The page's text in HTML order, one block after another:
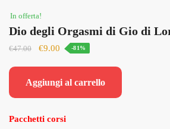
In offerta!
Dio degli Orgasmi di Gio di
€47.00
Il
era:
€9.00 Il
è:
-81%
Aggiungi al carrello
Pacchetti corsi